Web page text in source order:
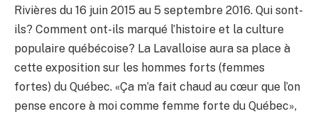
Rivières du 16 juin 2015 au 5 septembre 2016. Qui sont-
ils? Comment ont-ils marqué l’histoire et la culture
populaire québécoise? La Lavalloise aura sa place à
cette exposition sur les hommes forts (femmes
fortes) du Québec. «Ça m’a fait chaud au cœur que l’on
pense encore à moi comme femme forte du Québec»,